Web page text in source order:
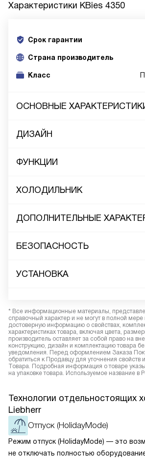
Характеристики KBies 4350
Срок гарантии
Cтрана производитель
Класс
ОСНОВНЫЕ
ДИЗАЙН
ФУНКЦИИ
ХОЛОДИЛЬНИК
ДОПОЛНИТЕЛЬНЫЕ
БЕЗОПАСНОСТЬ
УСТАНОВКА
* Все информационные материалы,
справочный характер и не могут в полной мере
достоверную информацию о свойствах,
характеристиках товара, включая цвета,
производитель оставляет за собой право на
конструкцию, дизайн и комплектацию товара
уведомления. Перед оформлением Заказа
обратиться к Продавцу для уточнения свойств
Товара. Подробная информация о товаре
на упаковке товара. Используемое название в
Технологии отдельностоящих
Liebherr
Отпуск (HolidayMode)
Режим отпуск (HolidayMode) — это
не отключать полностью